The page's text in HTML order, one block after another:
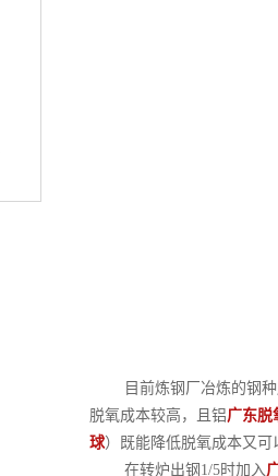
目前炼钢厂冶炼的钢种脱
脱氧成本较高，且铝广东脱
球）既能降低脱氧成本又
在转炉出钢1/5时加入